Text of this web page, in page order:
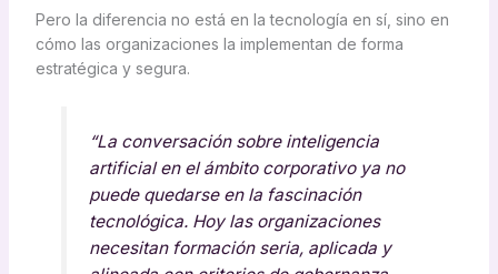
Pero la diferencia no está en la tecnología en sí, sino en
cómo las organizaciones la implementan de forma
estratégica y segura.
“La conversación sobre inteligencia
artificial en el ámbito corporativo ya no
puede quedarse en la fascinación
tecnológica. Hoy las organizaciones
necesitan formación seria, aplicada y